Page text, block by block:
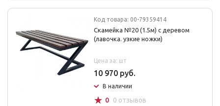
Код товара: 00-79359414
Скамейка №20 (1.5м) с деревом
(лавочка. узкие ножки)
Цена за: шт
10 970 руб.
В наличии
☆ 0 0 отзывов